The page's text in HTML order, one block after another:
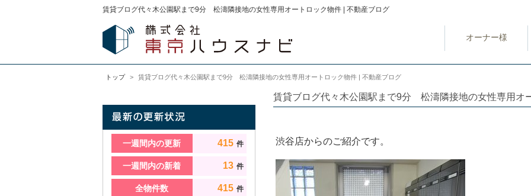
賃貸ブログ代々木公園駅まで9分 松濤隣接地の女性専用オートロック物件 | 不動産ブログ
オーナー様
トップ 賃貸ブログ代々木公園駅まで9分 松濤隣接地の女性専用オートロック物件 | 不動産ブログ
賃貸ブログ代々木公園駅まで9分 松濤隣接地の女性専用オ
渋谷店からのご紹介です。
一週間内の更新 415 件
一週間内の新着 13 件
全物件数 415 件